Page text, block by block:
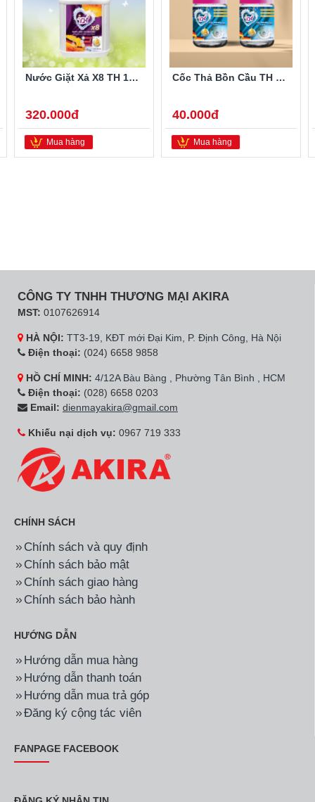
Nước Giặt Xả X8 TH 10kg Tem Tím
320.000đ
Mua hàng
Cốc Thả Bồn Cầu TH 180g Hương Lavender Tím
40.000đ
Mua hàng
CÔNG TY TNHH THƯƠNG MẠI AKIRA
MST: 0107626914
HÀ NỘI: TT3-19, KĐT mới Đại Kim, P. Định Công, Hà Nội
Điện thoại: (024) 6658 9858
HỒ CHÍ MINH: 4/12A Bàu Bàng , Phường Tân Bình , HCM
Điện thoại: (028) 6658 0203
Email: dienmayakira@gmail.com
Khiếu nại dịch vụ: 0967 719 333
CHÍNH SÁCH
Chính sách và quy định
Chính sách bảo mật
Chính sách giao hàng
Chính sách bảo hành
HƯỚNG DẪN
Hướng dẫn mua hàng
Hướng dẫn thanh toán
Hướng dẫn mua trả góp
Đăng ký cộng tác viên
FANPAGE FACEBOOK